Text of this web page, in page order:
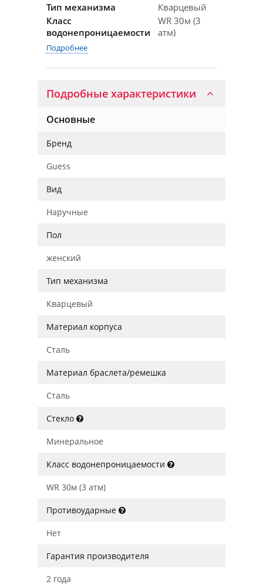
Тип механизма
Кварцевый
Класс
водонепроницаемости
WR 30м (3
атм)
Подробнее
Подробные характеристики
Основные
Бренд
Guess
Вид
Наручные
Пол
женский
Тип механизма
Кварцевый
Материал корпуса
Сталь
Материал браслета/ремешка
Сталь
Стекло
Минеральное
Класс водонепроницаемости
WR 30м (3 атм)
Противоударные
Нет
Гарантия производителя
2 года